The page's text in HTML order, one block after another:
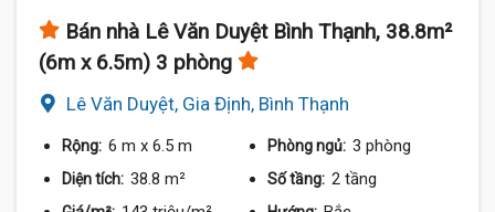
Bán nhà Lê Văn Duyệt Bình Thạnh, 38.8m²
(6m x 6.5m) 3 phòng
Lê Văn Duyệt, Gia Định, Bình Thạnh
Rộng: 6 m x 6.5 m Phòng ngủ: 3 phòng
Diện tích: 38.8 m² Số tầng: 2 tầng